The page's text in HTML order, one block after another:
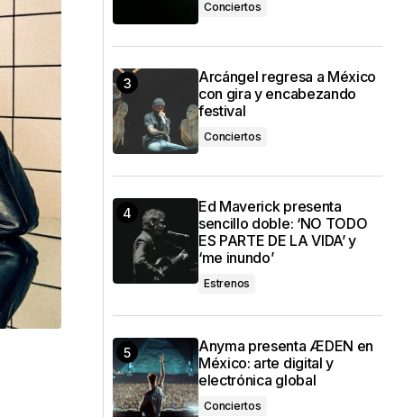
Conciertos
Arcángel regresa a México
con gira y encabezando
festival
Conciertos
Ed Maverick presenta
sencillo doble: ‘NO TODO
ES PARTE DE LA VIDA’ y
‘me inundo’
Estrenos
Anyma presenta ÆDEN en
México: arte digital y
electrónica global
Conciertos